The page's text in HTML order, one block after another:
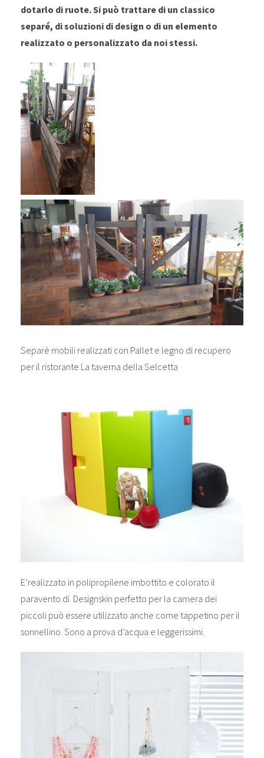
dotarlo di ruote. Si può trattare di un classico
separé, di soluzioni di design o di un elemento
realizzato o personalizzato da noi stessi.
Separè mobili realizzati con Pallet e legno di recupero
per il ristorante La taverna della Selcetta
E’realizzato in polipropilene imbottito e colorato il
paravento di Designskin perfetto per la camera dei
piccoli può essere utilizzato anche come tappetino per il
sonnellino. Sono a prova d’acqua e leggerissimi.